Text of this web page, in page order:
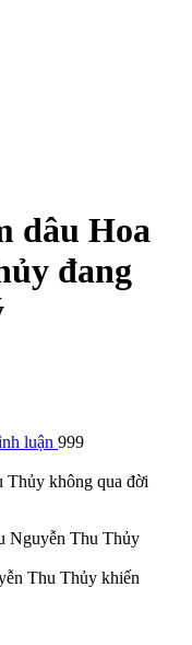
dâu Hoa
đang
luận 999
Thủy không qua đời
Thu Thủy khiến